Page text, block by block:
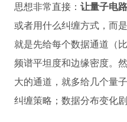
思想非常直接： 让量子电
或者用什么纠缠方式，而
就是先给每个数据通道（
频谱平坦度和边缘密度。
大的通道，就多给几个量
纠缠策略；数据分布变化